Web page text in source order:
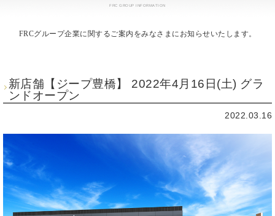
FRC GROUP INFORMATION
FRCグループ企業に関するご案内をみなさまにお知らせいたします。
新店舗【ジープ豊橋】 2022年4月16日(土) グラ
ンドオープン
2022.03.16